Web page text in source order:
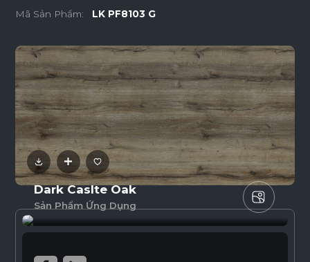
Mã Sản Phẩm: LK PF8103 G
Dark Caslte Oak
Sản Phẩm Ứng Dụng